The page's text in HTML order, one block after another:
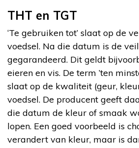
THT en TGT
‘Te gebruiken tot’ slaat op de
voedsel. Na die datum is de
gegarandeerd. Dit geldt
eieren en vis. De term ’ten
slaat op de kwaliteit (geur,
voedsel. De producent geeft
die datum de kleur of smaak
lopen. Een goed voorbeeld is
verandert van kleur, maar is